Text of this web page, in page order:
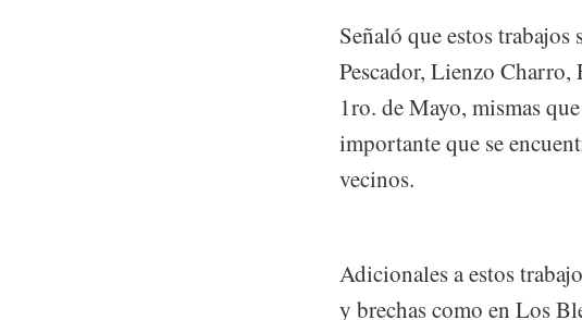
Señaló que estos
Pescador, Lienzo
1ro. de Mayo, mismas
importante que se
vecinos.
Adicionales a estos
y brechas como en Los